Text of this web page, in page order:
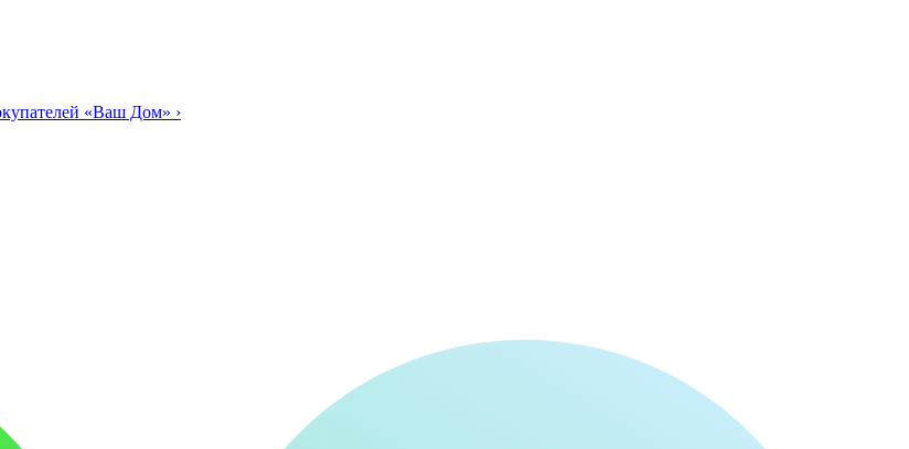
«Ваш Дом» ›